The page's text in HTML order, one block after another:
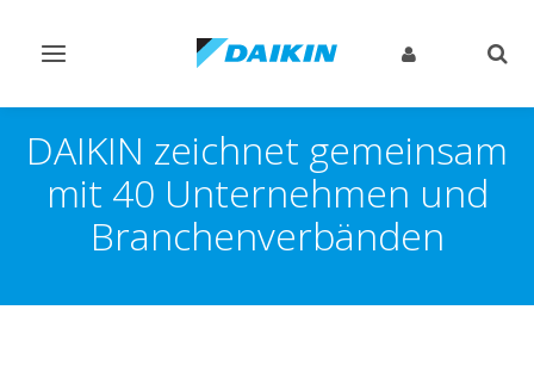
Navigation
DAIKIN zeichnet gemeinsam
mit 40 Unternehmen und
Branchenverbänden